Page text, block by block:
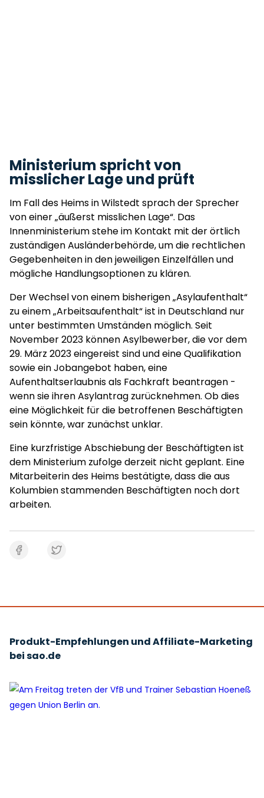
Ministerium spricht von
misslicher Lage und prüft
Im Fall des Heims in Wilstedt sprach der Sprecher
von einer „äußerst misslichen Lage“. Das
Innenministerium stehe im Kontakt mit der örtlich
zuständigen Ausländerbehörde, um die rechtlichen
Gegebenheiten in den jeweiligen Einzelfällen und
mögliche Handlungsoptionen zu klären.
Der Wechsel von einem bisherigen „Asylaufenthalt“
zu einem „Arbeitsaufenthalt“ ist in Deutschland nur
unter bestimmten Umständen möglich. Seit
November 2023 können Asylbewerber, die vor dem
29. März 2023 eingereist sind und eine Qualifikation
sowie ein Jobangebot haben, eine
Aufenthaltserlaubnis als Fachkraft beantragen -
wenn sie ihren Asylantrag zurücknehmen. Ob dies
eine Möglichkeit für die betroffenen Beschäftigten
sein könnte, war zunächst unklar.
Eine kurzfristige Abschiebung der Beschäftigten ist
dem Ministerium zufolge derzeit nicht geplant. Eine
Mitarbeiterin des Heims bestätigte, dass die aus
Kolumbien stammenden Beschäftigten noch dort
arbeiten.
Produkt-Empfehlungen und Affiliate-Marketing
bei sao.de